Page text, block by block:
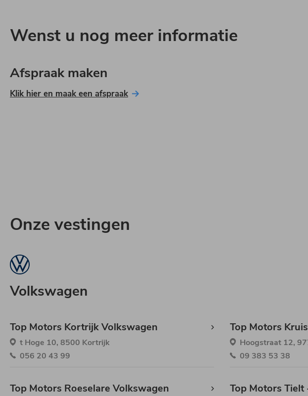
Wenst u nog meer informatie
Afspraak maken
Klik hier en maak een afspraak
Onze vestingen
Volkswagen
Top Motors Kortrijk Volkswagen
t Hoge 10, 8500 Kortrijk
056 20 43 99
Top Motors
Hoogstraat 12,
09 383 53 38
Top Motors Roeselare Volkswagen Top Motors